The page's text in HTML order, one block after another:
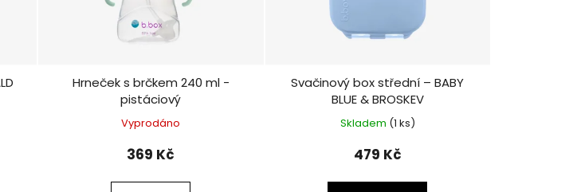
Hrneček s brčkem 240 ml -
pistáciový
Vyprodáno
369 Kč
Svačinový box střední – BABY
BLUE & BROSKEV
Skladem (1 ks)
479 Kč